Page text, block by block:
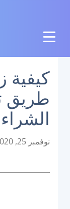
كيفية
طريق
P
t
نوفمبر 25, 2020